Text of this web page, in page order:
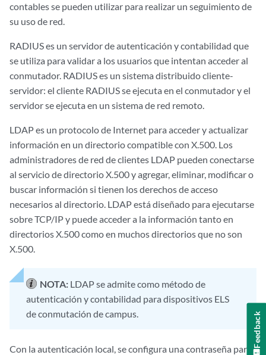
contables se pueden utilizar para realizar un seguimiento de
su uso de red.
RADIUS es un servidor de autenticación y contabilidad que
se utiliza para validar a los usuarios que intentan acceder al
conmutador. RADIUS es un sistema distribuido cliente-
servidor: el cliente RADIUS se ejecuta en el conmutador y el
servidor se ejecuta en un sistema de red remoto.
LDAP es un protocolo de Internet para acceder y actualizar
información en un directorio compatible con X.500. Los
administradores de red de clientes LDAP pueden conectarse
al servicio de directorio X.500 y agregar, eliminar, modificar o
buscar información si tienen los derechos de acceso
necesarios al directorio. LDAP está diseñado para ejecutarse
sobre TCP/IP y puede acceder a la información tanto en
directorios X.500 como en muchos directorios que no son
X.500.
NOTA: LDAP se admite como método de
autenticación y contabilidad para dispositivos ELS
de conmutación de campus.
Con la autenticación local, se configura una contraseña para
Feedback